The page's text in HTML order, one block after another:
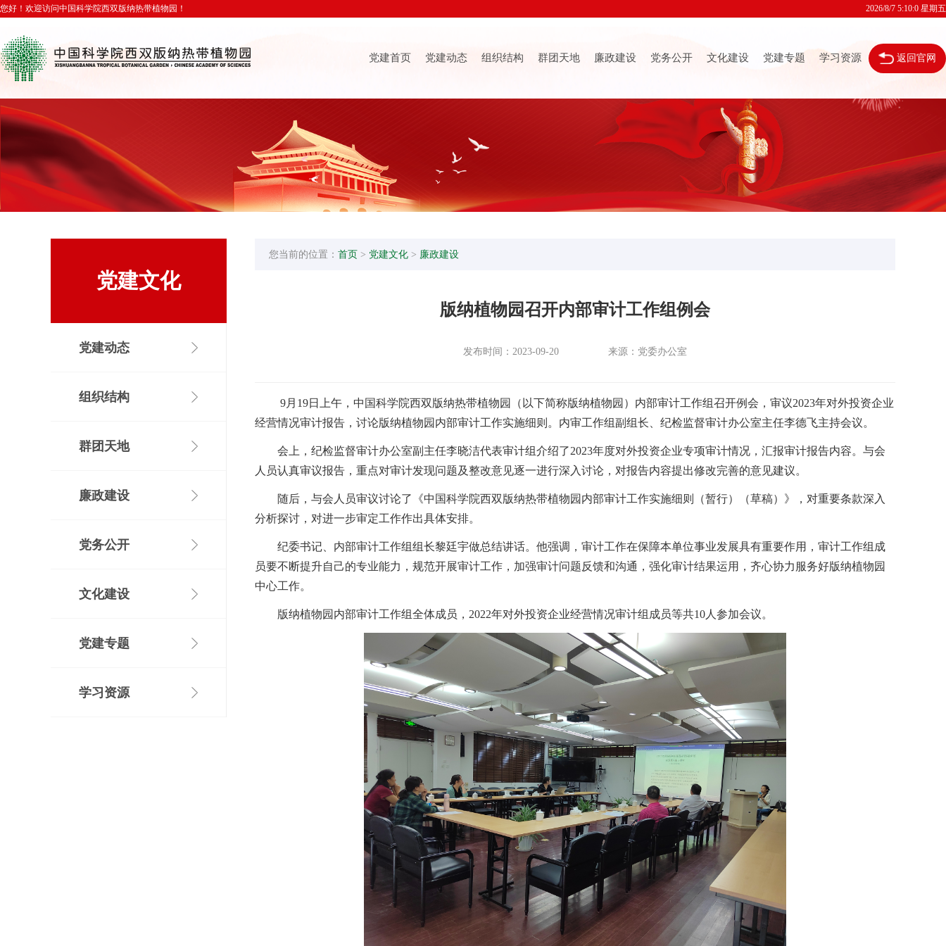
您好！欢迎访问中国科学院西双版纳热带植物园！ 2026/8/7 5:10:0 星期五
党建首页 党建动态 组织结构 群团天地 廉政建设 党务公开 文化建设 党建专题 学习资源 返回官网
党建文化
党建动态
组织结构
群团天地
廉政建设
党务公开
文化建设
党建专题
学习资源
您当前的位置： 首页 > 党建文化 > 廉政建设
版纳植物园召开内部审计工作组例会
发布时间：2023-09-20 来源：党委办公室
9月 19日上午， 中国科学院西双版纳热带植物园（以下简称版纳植物园 ） 内部审计工作组召开例会，审议2023年对外投资企业
经营情况审计报告，讨论版纳植物园内部审计工作实施细则。内审工作组副组长、纪检监督审计办公室主任李德飞主持会议。
会上，纪检监督审计办公室副主任李晓洁代表审计组介绍了2023年度对外投资企业专项审计情况，汇报审计报告内容。与会
人员认真审议报告，重点对审计发现问题及整改意见逐一进行深入讨论，对报告内容提出修改完善的意见建议。
随后，与会人员审议讨论了《中国科学院西双版纳热带植物园内部审计工作实施细则（暂行）（草稿）》，对重要条款深入
分析探讨，对进一步审定工作作出具体安排。
纪委书记、内部审计工作组组长黎廷宇做总结讲话。他强调，审计工作在保障本单位事业发展具有重要作用，审计工作组成
员要不断提升自己的专业能力，规范开展审计工作，加强审计问题反馈和沟通，强化审计结果运用，齐心协力服务好版纳植物园
中心工作。
版纳植物园内部审计工作组全体成员， 2022年对外投资企业经营情况审计组成员等共10 人参加会议。